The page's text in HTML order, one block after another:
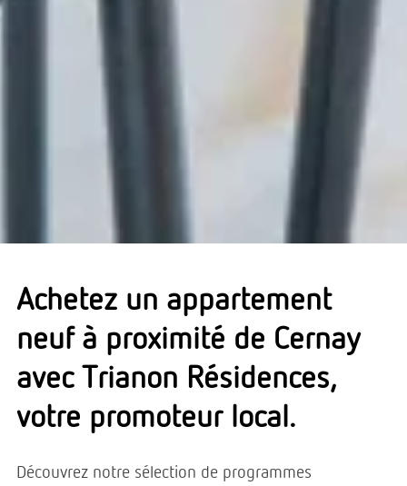
Achetez un appartement
neuf à proximité de Cernay
avec Trianon Résidences,
votre promoteur local.
Découvrez notre sélection de programmes